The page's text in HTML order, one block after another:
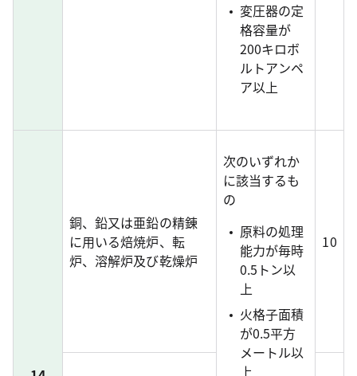
変圧器の定
格容量が
200キロボ
ルトアンペ
ア以上
銅、鉛又は亜鉛の精錬
に用いる焙焼炉、転
炉、溶解炉及び乾燥炉
次のいずれか
に該当するも
の
原料の処理
能力が毎時
0.5トン以
上
火格子面積
が0.5平方
メートル以
上
10